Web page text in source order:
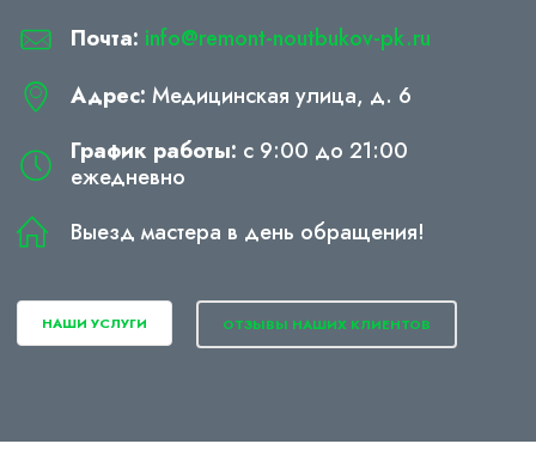
Почта: info@remont-noutbukov-pk.ru
Адрес: Медицинская улица, д. 6
График работы: с 9:00 до 21:00
ежедневно
Выезд мастера в день обращения!
НАШИ УСЛУГИ ОТЗЫВЫ НАШИХ КЛИЕНТОВ